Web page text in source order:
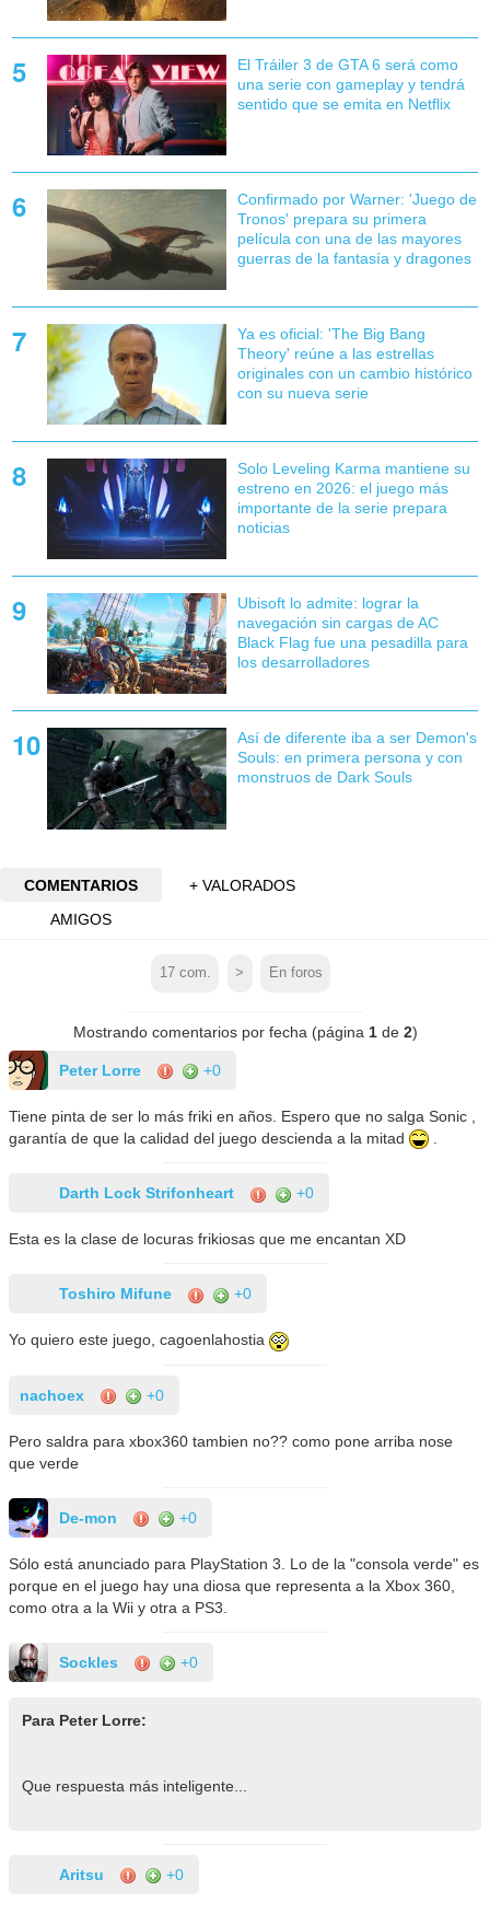
El Tráiler 3 de GTA 6 será como
una serie con gameplay y tendrá
sentido que se emita en Netflix
Confirmado por Warner: 'Juego de
Tronos' prepara su primera
película con una de las mayores
guerras de la fantasía y dragones
Ya es oficial: 'The Big Bang
Theory' reúne a las estrellas
originales con un cambio histórico
con su nueva serie
Solo Leveling Karma mantiene su
estreno en 2026: el juego más
importante de la serie prepara
noticias
Ubisoft lo admite: lograr la
navegación sin cargas de AC
Black Flag fue una pesadilla para
los desarrolladores
Así de diferente iba a ser Demon's
Souls: en primera persona y con
monstruos de Dark Souls
COMENTARIOS
+ VALORADOS
AMIGOS
17com. > En foros
Mostrando comentarios por fecha (página 1de 2)
Peter Lorre +0
Tiene pinta de ser lo más friki en años. Espero que no salga Sonic ,
garantía de que la calidad del juego descienda a la mitad
Darth Lock Strifonheart +0
Esta es la clase de locuras frikiosas que me encantan XD
Toshiro Mifune +0
Yo quiero este juego, cagoenlahostia
nachoex +0
Pero saldra para xbox360 tambien no?? como pone arriba nose
que verde
De-mon +0
Sólo está anunciado para PlayStation 3. Lo de la "consola verde" es
porque en el juego hay una diosa que representa a la Xbox 360,
como otra a la Wii y otra a PS3.
Sockles +0
Para Peter Lorre:
Que respuesta más inteligente...
Aritsu +0